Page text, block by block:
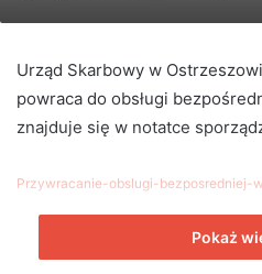
Urząd Skarbowy w
powraca do obsługi
znajduje się w notatce
Przywracanie-obslugi-bezposredniej-
Pokaż